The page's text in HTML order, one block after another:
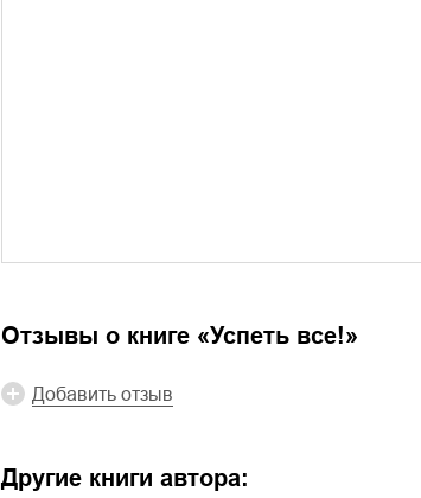
Отзывы о книге «Успеть все!»
Добавить отзыв
Другие книги автора: